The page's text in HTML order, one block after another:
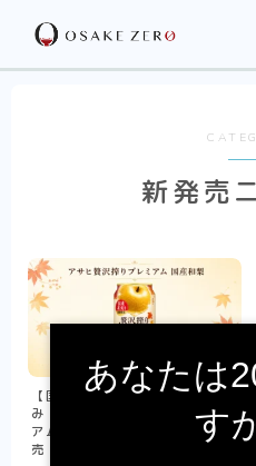
新発売
【国産和梨の芳醇な香りと甘
み！】『アサヒ贅沢搾りプレミ
アム数量限定国産和梨』が新発
売
あなたは
す